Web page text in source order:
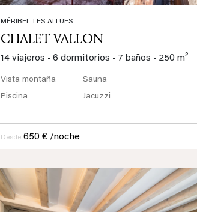
MÉRIBEL-LES ALLUES
CHALET VALLON
14 viajeros • 6 dormitorios • 7 baños • 250 m²
Vista montaña
Piscina
Sauna
Jacuzzi
Desde 650 € /noche